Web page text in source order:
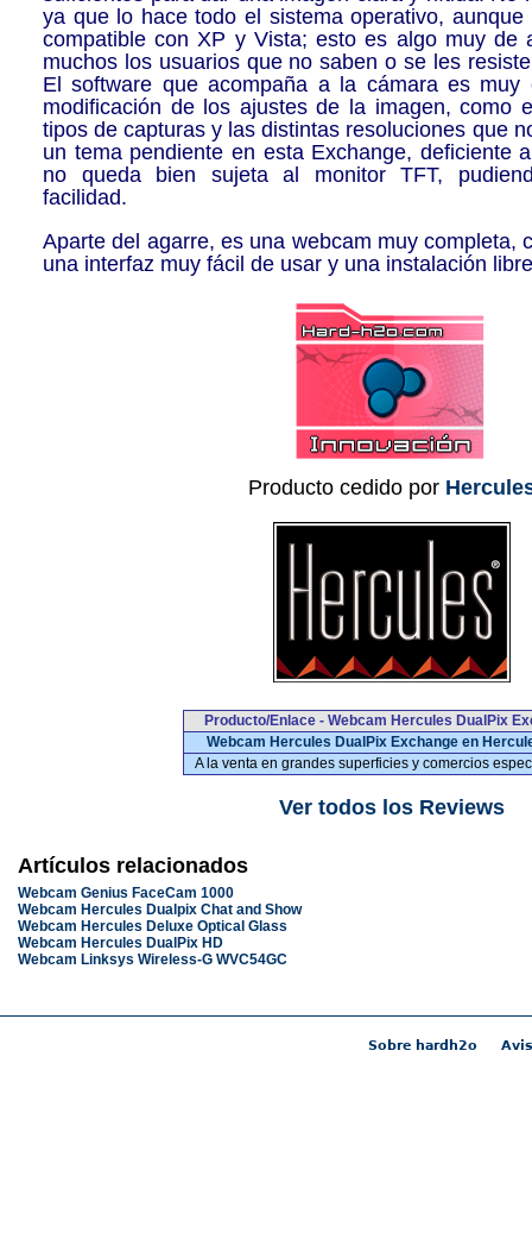
ya que lo hace todo el sistema operativo,
compatible con XP y Vista; esto es algo muy de
muchos los usuarios que no saben o se les
El software que acompaña a la cámara es muy
modificación de los ajustes de la imagen, como
tipos de capturas y las distintas resoluciones que
un tema pendiente en esta Exchange, deficiente
no queda bien sujeta al monitor TFT,
facilidad.
Aparte del agarre, es una webcam muy completa,
una interfaz muy fácil de usar y una instalación
Producto cedido por
Producto/Enlace - Webcam Hercules DualPix
Webcam Hercules DualPix Exchange en
A la venta en grandes superficies y comercios
Ver todos los Reviews
Artículos relacionados
Webcam Genius FaceCam 1000
Webcam Hercules Dualpix Chat and Show
Webcam Hercules Deluxe Optical Glass
Webcam Hercules DualPix HD
Webcam Linksys Wireless-G WVC54GC
Sobre hardh2o